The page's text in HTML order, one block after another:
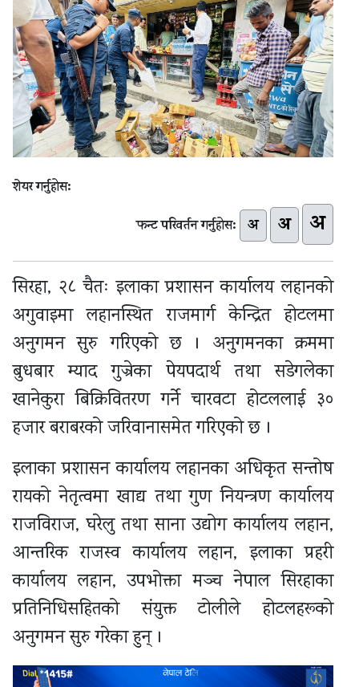
शेयर गर्नुहोस:
फन्ट परिवर्तन गर्नुहोस: अ अ अ
सिरहा, २८ चैतः इलाका प्रशासन कार्यालय लहानको
अगुवाइमा लहानस्थित राजमार्ग केन्द्रित होटलमा
अनुगमन सुरु गरिएको छ । अनुगमनका क्रममा
बुधबार म्याद गुज्रेका पेयपदार्थ तथा सडेगलेका
खानेकुरा बिक्रिवितरण गर्ने चारवटा होटललाई ३०
हजार बराबरको जरिवानासमेत गरिएको छ ।
इलाका प्रशासन कार्यालय लहानका अधिकृत सन्तोष
रायको नेतृत्वमा खाद्य तथा गुण नियन्त्रण कार्यालय
राजविराज, घरेलु तथा साना उद्योग कार्यालय लहान,
आन्तरिक राजस्व कार्यालय लहान, इलाका प्रहरी
कार्यालय लहान, उपभोक्ता मञ्च नेपाल सिरहाका
प्रतिनिधिसहितको संयुक्त टोलीले होटलहरूको
अनुगमन सुरु गरेका हुन् ।